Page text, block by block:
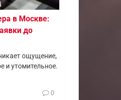
в Москве:
до
ощущение,
и утомительное.
0